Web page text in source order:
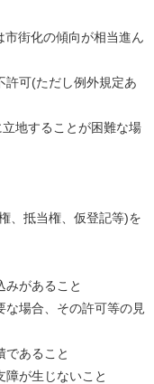
街化の傾向が相当進ん
(ただし例外規定あ
することが困難な場
抵当権、仮登記等)を
があること
場合、その許可等の見
あること
が生じないこと